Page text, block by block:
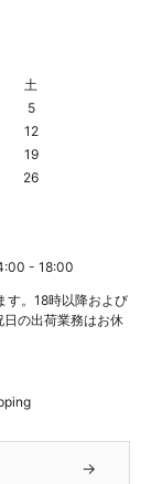
土
5
12
19
26
- 18:00
す。18時以降および
の出荷業務はお休
→